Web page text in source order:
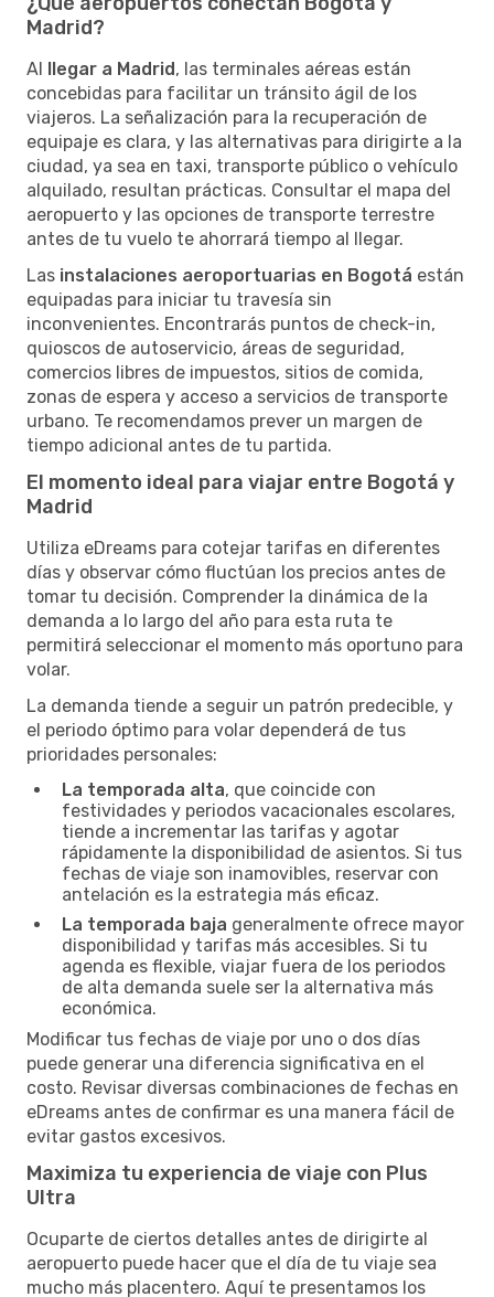
Madrid?
Al llegar a Madrid, las terminales aéreas están
concebidas para facilitar un tránsito ágil de los
viajeros. La señalización para la recuperación de
equipaje es clara, y las alternativas para dirigirte a la
ciudad, ya sea en taxi, transporte público o vehículo
alquilado, resultan prácticas. Consultar el mapa del
aeropuerto y las opciones de transporte terrestre
antes de tu vuelo te ahorrará tiempo al llegar.
Las instalaciones aeroportuarias en Bogotá están
equipadas para iniciar tu travesía sin
inconvenientes. Encontrarás puntos de check-in,
quioscos de autoservicio, áreas de seguridad,
comercios libres de impuestos, sitios de comida,
zonas de espera y acceso a servicios de transporte
urbano. Te recomendamos prever un margen de
tiempo adicional antes de tu partida.
El momento ideal para viajar entre Bogotá y
Madrid
Utiliza eDreams para cotejar tarifas en diferentes
días y observar cómo fluctúan los precios antes de
tomar tu decisión. Comprender la dinámica de la
demanda a lo largo del año para esta ruta te
permitirá seleccionar el momento más oportuno para
volar.
La demanda tiende a seguir un patrón predecible, y
el periodo óptimo para volar dependerá de tus
prioridades personales:
La temporada alta, que coincide con
festividades y periodos vacacionales escolares,
tiende a incrementar las tarifas y agotar
rápidamente la disponibilidad de asientos. Si tus
fechas de viaje son inamovibles, reservar con
antelación es la estrategia más eficaz.
La temporada baja generalmente ofrece mayor
disponibilidad y tarifas más accesibles. Si tu
agenda es flexible, viajar fuera de los periodos
de alta demanda suele ser la alternativa más
económica.
Modificar tus fechas de viaje por uno o dos días
puede generar una diferencia significativa en el
costo. Revisar diversas combinaciones de fechas en
eDreams antes de confirmar es una manera fácil de
evitar gastos excesivos.
Maximiza tu experiencia de viaje con Plus
Ultra
Ocuparte de ciertos detalles antes de dirigirte al
aeropuerto puede hacer que el día de tu viaje sea
mucho más placentero. Aquí te presentamos los